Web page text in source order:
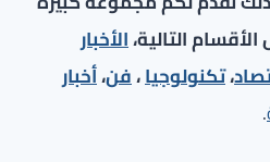
التالية،الأخبار
،تكنولوجيا،فن،أخبار
.